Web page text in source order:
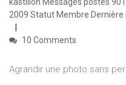
kastillon Messages postés
2009 Statut Membre Dernière
10 Comments
Agrandir une photo sans